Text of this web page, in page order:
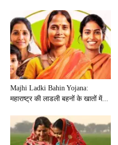
Majhi Ladki Bahin Yojana:
महाराष्ट्र की लाडली बहनों के खातों में...